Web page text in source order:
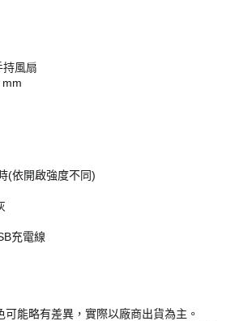
持風扇
(依開啟強度不同)
充電線
可能略有差異，實際以廠商出貨為主。